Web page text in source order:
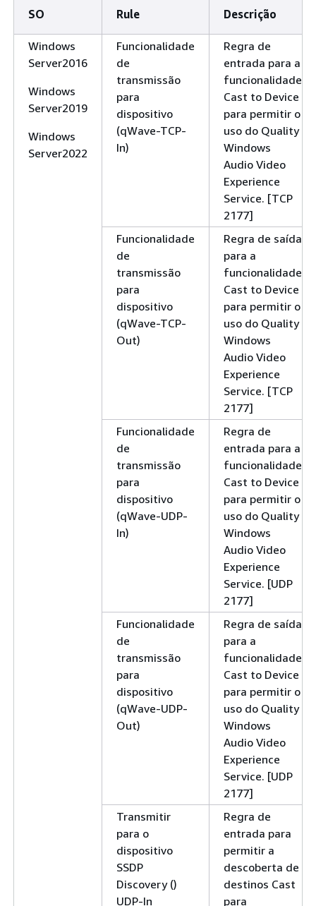
SO Rule Descrição
Windows
Server2016
Windows
Server2019
Windows
Server2022
Funcionalidade
de
transmissão
para
dispositivo
(qWave-TCP-
In)
Regra de
entrada para a
funcionalidade
Cast to Device
para permitir o
uso do Quality
Windows
Audio Video
Experience
Service. [TCP
2177]
Funcionalidade
de
transmissão
para
dispositivo
(qWave-TCP-
Out)
Regra de saída
para a
funcionalidade
Cast to Device
para permitir o
uso do Quality
Windows
Audio Video
Experience
Service. [TCP
2177]
Funcionalidade
de
transmissão
para
dispositivo
(qWave-UDP-
In)
Regra de
entrada para a
funcionalidade
Cast to Device
para permitir o
uso do Quality
Windows
Audio Video
Experience
Service. [UDP
2177]
Funcionalidade
de
transmissão
para
dispositivo
(qWave-UDP-
Out)
Regra de saída
para a
funcionalidade
Cast to Device
para permitir o
uso do Quality
Windows
Audio Video
Experience
Service. [UDP
2177]
Transmitir
para o
dispositivo
SSDP
Discovery ()
UDP-In
Regra de
entrada para
permitir a
descoberta de
destinos Cast
para